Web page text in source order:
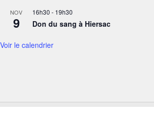
NOV
9
16h30 - 19h30
Don du sang à Hiersac
Voir le calendrier